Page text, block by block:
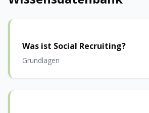
Was ist Social Recruiting?
Grundlagen